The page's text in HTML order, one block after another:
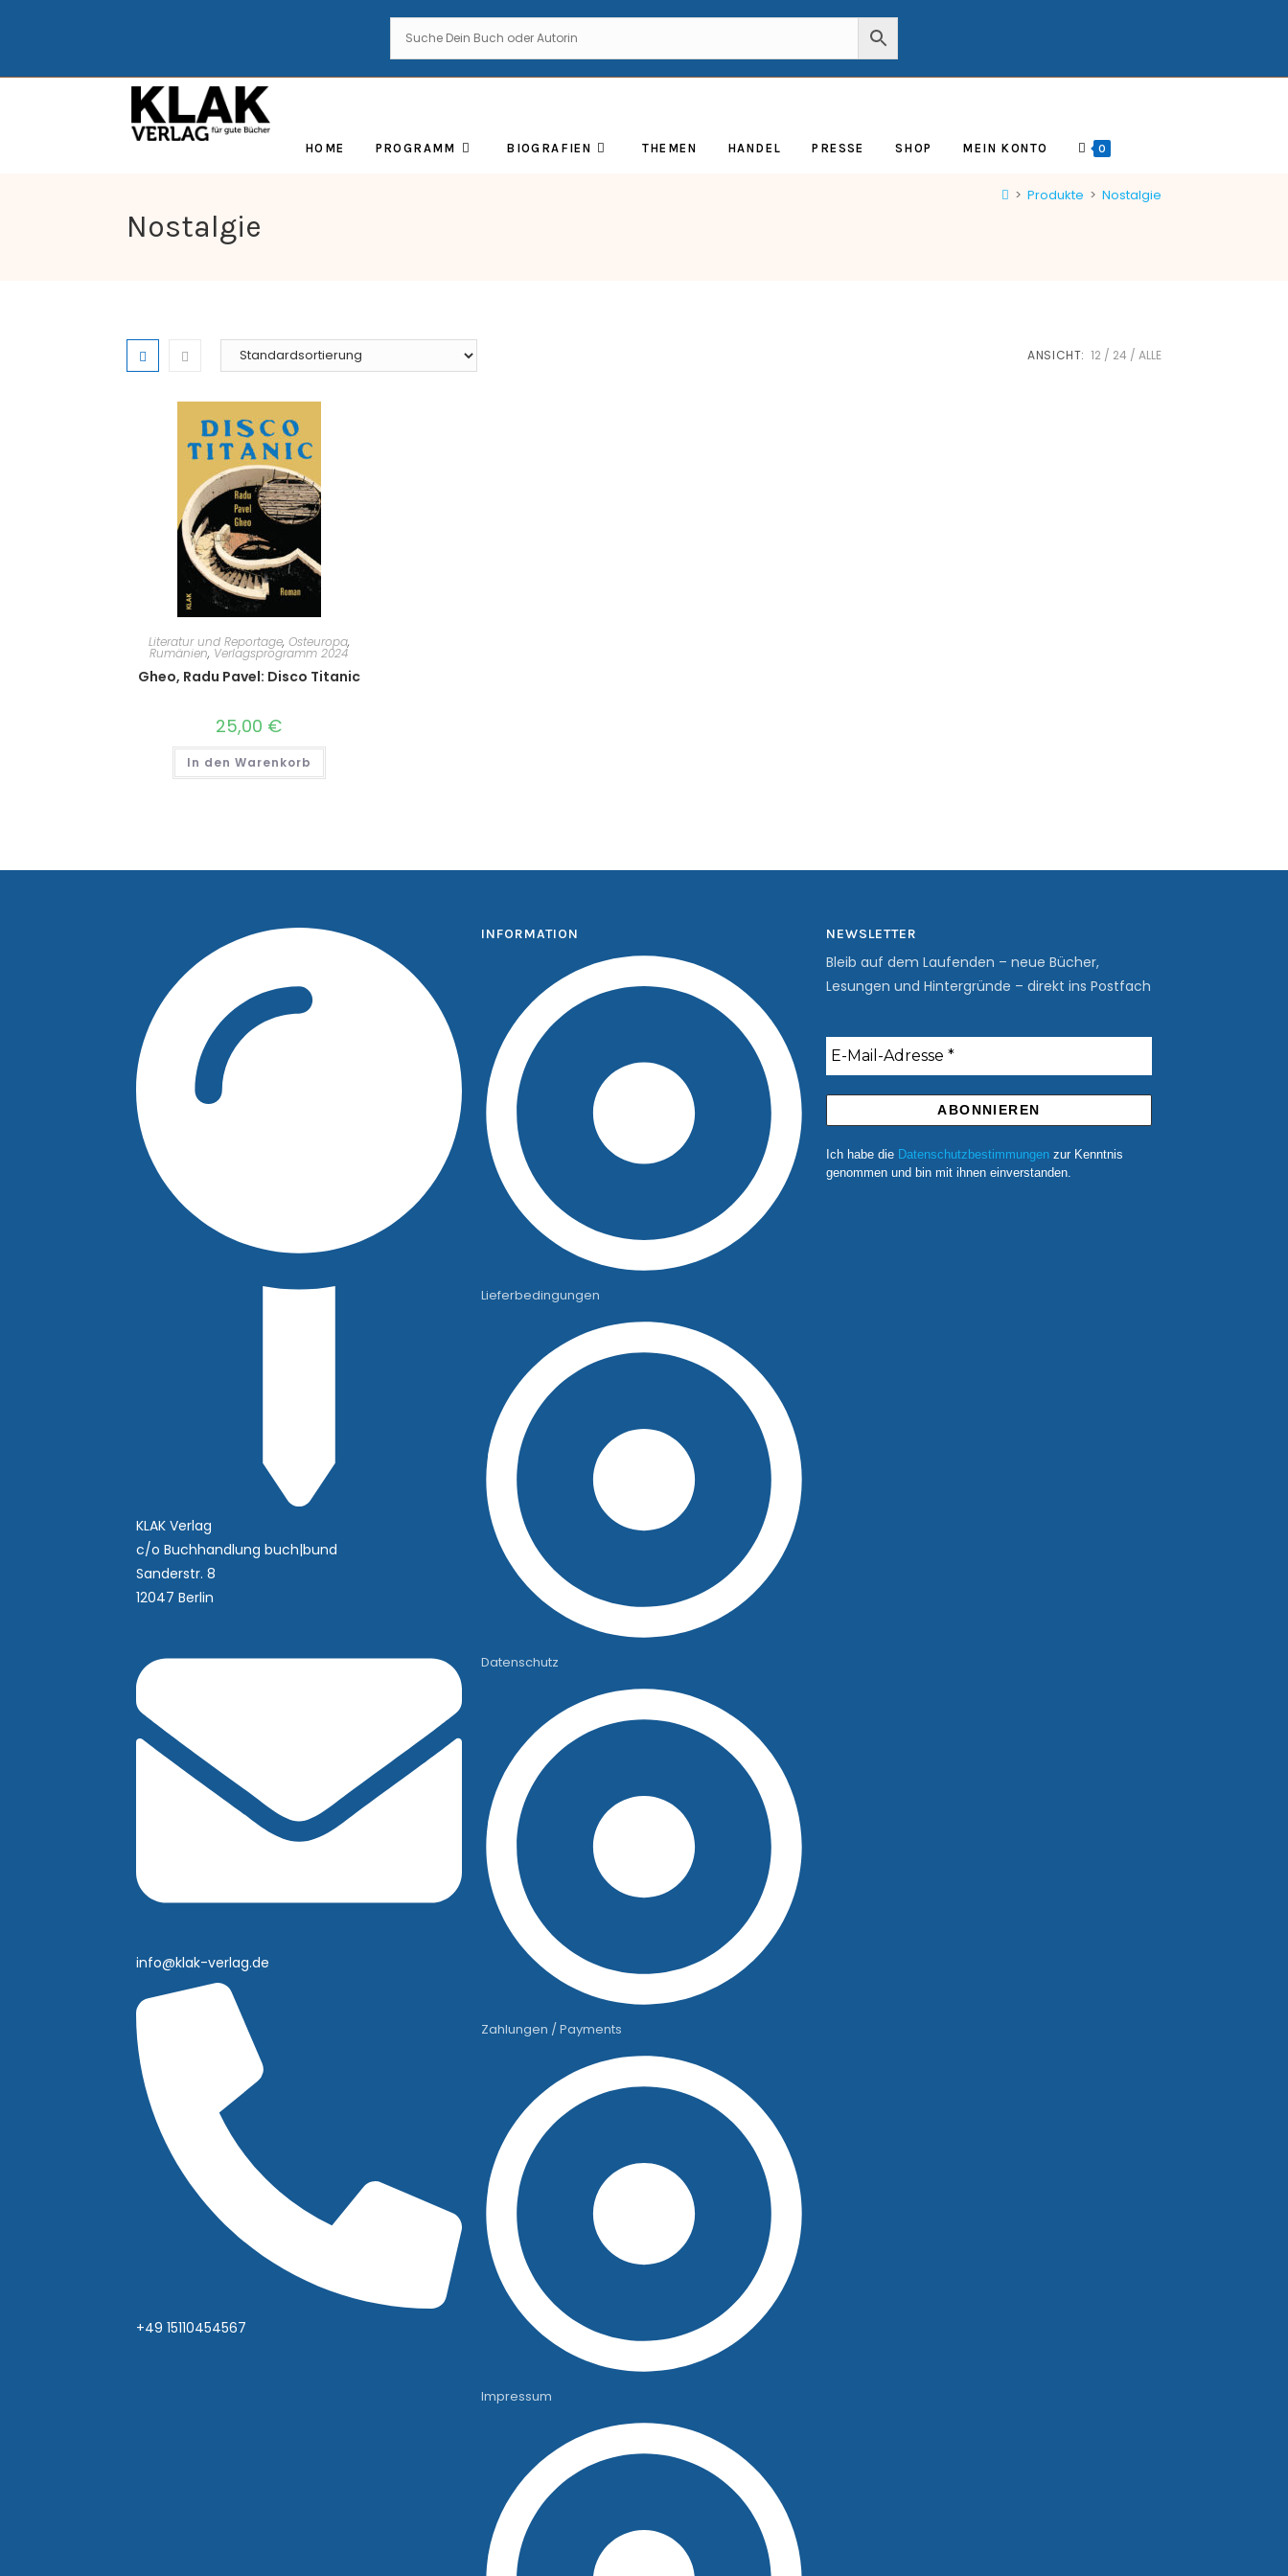
HOME PROGRAMM BIOGRAFIEN THEMEN HANDEL PRESSE SHOP MEIN KONTO 0
Nostalgie
> Produkte > Nostalgie
ANSICHT: 12 24 ALLE
Literatur und Reportage, Osteuropa,
Rumänien, Verlagsprogramm 2024
Gheo, Radu Pavel: Disco Titanic
25,00 €
In den Warenkorb
KLAK Verlag
c/o Buchhandlung buch|bund
Sanderstr. 8
12047 Berlin
info@klak-verlag.de
+49 15110454567
INFORMATION
Lieferbedingungen
Datenschutz
Zahlungen / Payments
Impressum
NEWSLETTER
Bleib auf dem Laufenden – neue Bücher,
Lesungen und Hintergründe – direkt ins Postfach
Ich habe die Datenschutzbestimmungenzur Kenntnis
genommen und bin mit ihnen einverstanden.